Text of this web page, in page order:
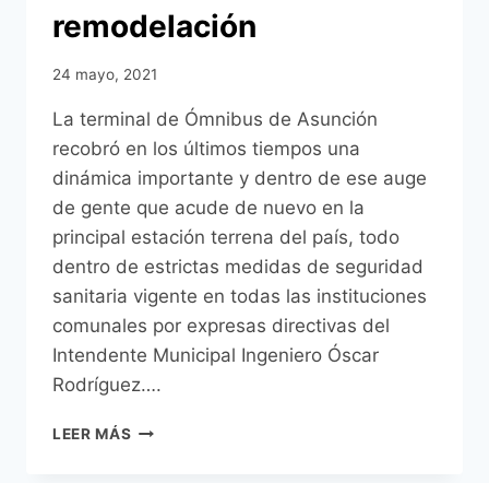
remodelación
24 mayo, 2021
La terminal de Ómnibus de Asunción
recobró en los últimos tiempos una
dinámica importante y dentro de ese auge
de gente que acude de nuevo en la
principal estación terrena del país, todo
dentro de estrictas medidas de seguridad
sanitaria vigente en todas las instituciones
comunales por expresas directivas del
Intendente Municipal Ingeniero Óscar
Rodríguez….
LEER MÁS TERMINAL